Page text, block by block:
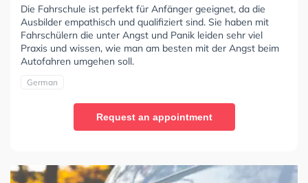
Die Fahrschule ist perfekt für Anfänger geeignet, da die
Ausbilder empathisch und qualifiziert sind. Sie haben mit
Fahrschülern die unter Angst und Panik leiden sehr viel
Praxis und wissen, wie man am besten mit der Angst beim
Autofahren umgehen soll.
German
Request an appointment